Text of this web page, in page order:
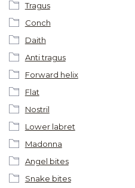
Tragus
Conch
Daith
Anti tragus
Forward helix
Flat
Nostril
Lower labret
Madonna
Angel bites
Snake bites